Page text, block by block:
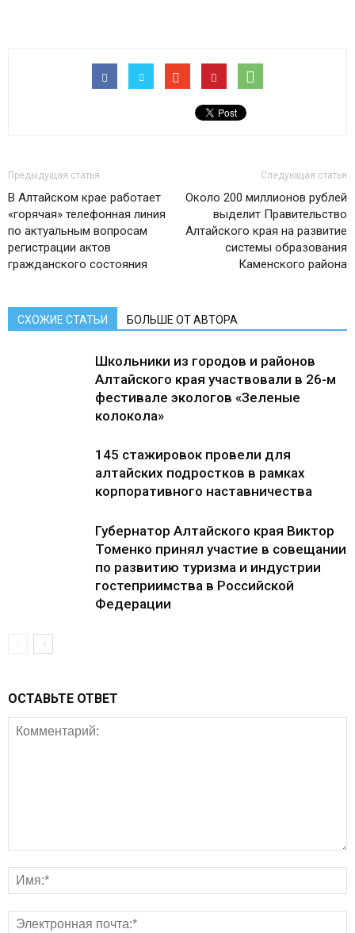
Предыдущая статья
В Алтайском крае работает
«горячая» телефонная линия
по актуальным вопросам
регистрации актов
гражданского состояния
Следующая статья
Около 200 миллионов рублей
выделит Правительство
Алтайского края на развитие
системы образования
Каменского района
СХОЖИЕ СТАТЬИ БОЛЬШЕ ОТ АВТОРА
Школьники из городов и районов
Алтайского края участвовали в 26-м
фестивале экологов «Зеленые
колокола»
145 стажировок провели для
алтайских подростков в рамках
корпоративного наставничества
Губернатор Алтайского края Виктор
Томенко принял участие в совещании
по развитию туризма и индустрии
гостеприимства в Российской
Федерации
ОСТАВЬТЕ ОТВЕТ